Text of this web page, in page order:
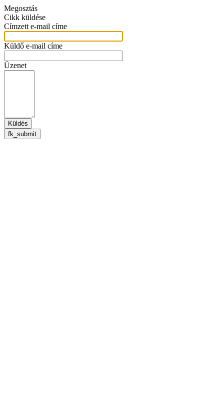
Megosztás
Cikk küldése
Címzett e-mail címe
Küldő e-mail címe
Üzenet